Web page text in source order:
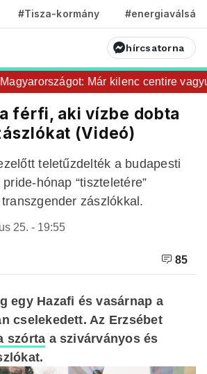
#Tisza-kormány #energiaválság
hírcsatorna
Már kilenc centire
férfi, aki vízbe dobta
(Videó)
teletűzdelték a budapesti
hónap “tiszteletére”
zászlókkal.
25. - 19:55
85
egy Hazafi és vasárnap a
cselekedett. Az Erzsébet
szórta a szivárványos és